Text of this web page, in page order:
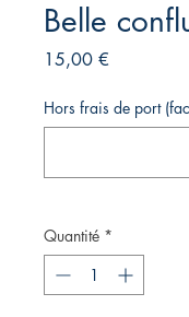
Belle
15,00 €
Hors frais de port
Quantité *